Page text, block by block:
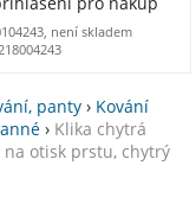
není skladem
panty › Kování
› Klika chytrá
na otisk prstu, chytrý